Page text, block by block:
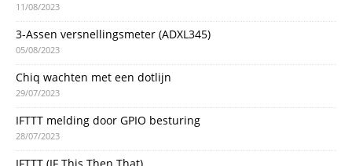
11/08/2023
3-Assen versnellingsmeter (ADXL345)
05/08/2023
Chiq wachten met een dotlijn
29/07/2023
IFTTT melding door GPIO besturing
28/07/2023